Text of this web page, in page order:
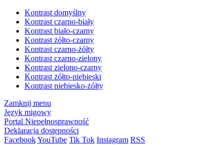
Kontrast domyślny
Kontrast czarno-biały
Kontrast biało-czarny
Kontrast żółto-czarny
Kontrast czarno-żółty
Kontrast czarno-zielony
Kontrast zielono-czarny
Kontrast żółto-niebieski
Kontrast niebiesko-żółty
Zamknij menu
Język migowy
Portal Niepełnosprawność
Deklaracja dostępności
FacebookYouTube Tik Tok Instagram RSS